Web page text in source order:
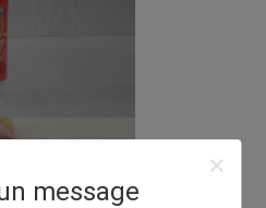
message